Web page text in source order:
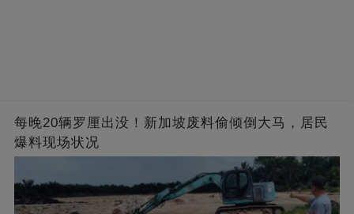
每晚20辆罗厘出没！新加坡废料偷倾倒大马，居民
爆料现场状况